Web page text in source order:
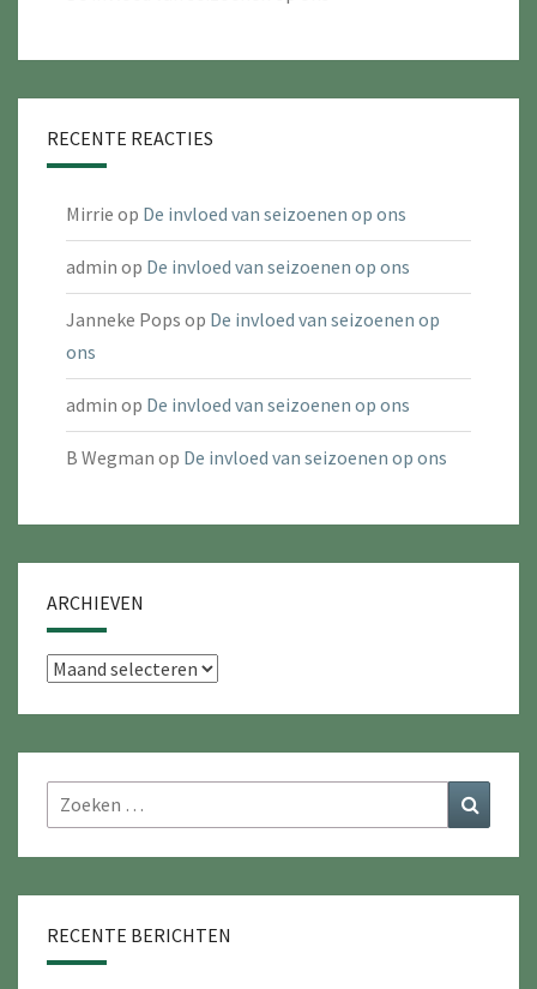
RECENTE REACTIES
Mirrie op De invloed van seizoenen op ons
admin op De invloed van seizoenen op ons
Janneke Pops op De invloed van seizoenen op
ons
admin op De invloed van seizoenen op ons
B Wegman op De invloed van seizoenen op ons
ARCHIEVEN
Archieven
Zoeken
naar:
RECENTE BERICHTEN